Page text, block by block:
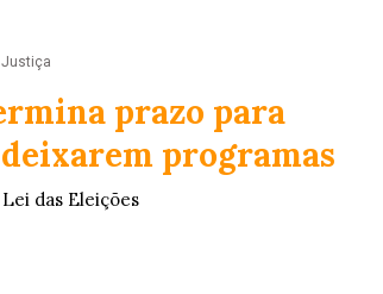
Justiça
prazo para
programas
das Eleições